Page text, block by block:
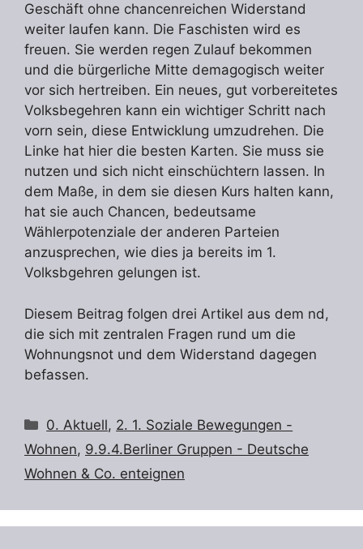
Geschäft ohne chancenreichen Widerstand
weiter laufen kann. Die Faschisten wird es
freuen. Sie werden regen Zulauf bekommen
und die bürgerliche Mitte demagogisch weiter
vor sich hertreiben. Ein neues, gut vorbereitetes
Volksbegehren kann ein wichtiger Schritt nach
vorn sein, diese Entwicklung umzudrehen. Die
Linke hat hier die besten Karten. Sie muss sie
nutzen und sich nicht einschüchtern lassen. In
dem Maße, in dem sie diesen Kurs halten kann,
hat sie auch Chancen, bedeutsame
Wählerpotenziale der anderen Parteien
anzusprechen, wie dies ja bereits im 1.
Volksbgehren gelungen ist.
Diesem Beitrag folgen drei Artikel aus dem nd,
die sich mit zentralen Fragen rund um die
Wohnungsnot und dem Widerstand dagegen
befassen.
Kategorien
0. Aktuell, 2. 1. Soziale Bewegungen -
Wohnen, 9.9.4.Berliner Gruppen - Deutsche
Wohnen & Co. enteignen